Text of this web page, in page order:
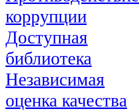
коррупции
Доступная
библиотека
Независимая
оценка качества